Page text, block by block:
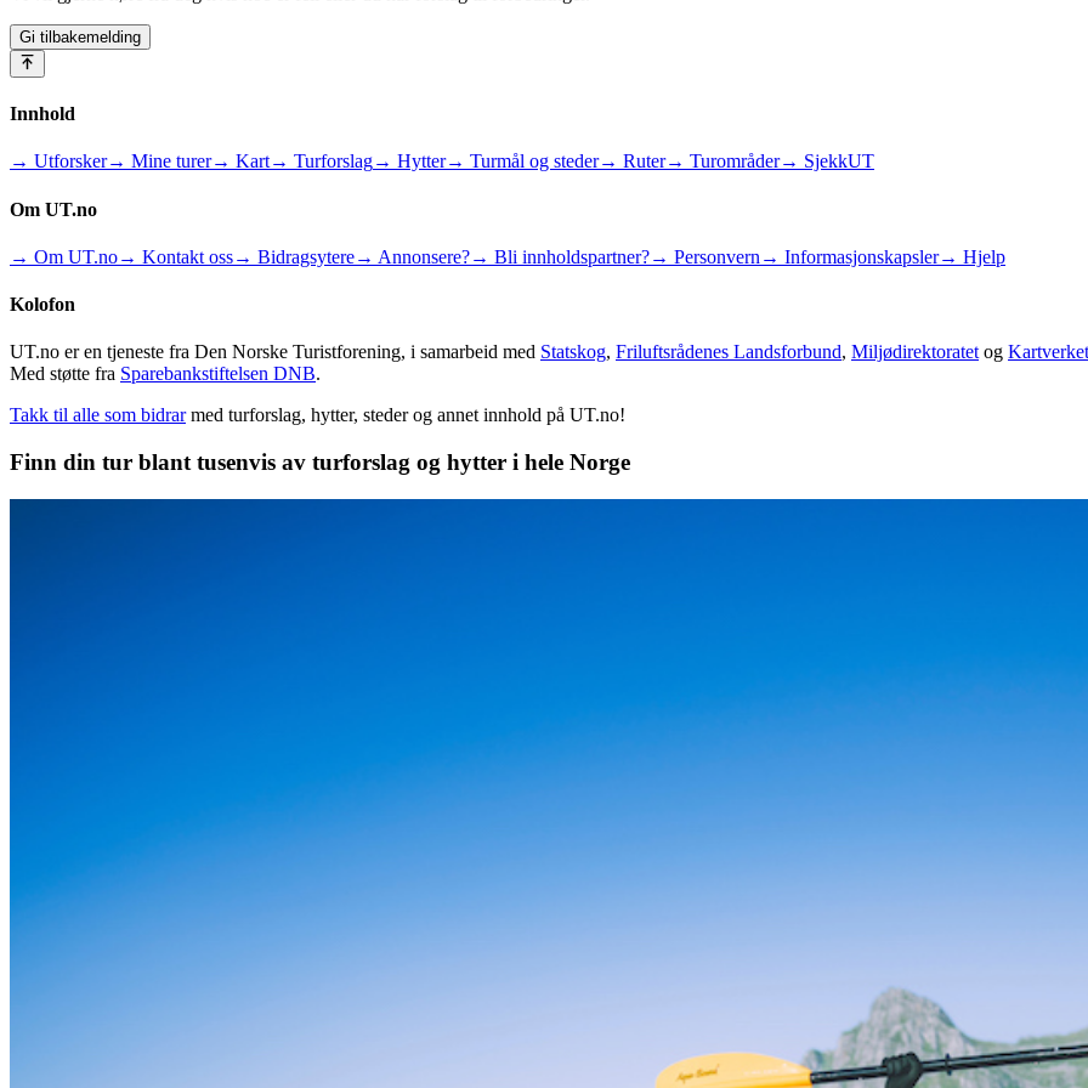
Gi tilbakemelding
Innhold
→ Utforsker→ Mine turer→ Kart→ Turforslag→ Hytter→ Turmål og steder→ Ruter→ Turområder→ SjekkUT
Om UT.no
→ Om UT.no→ Kontakt oss→ Bidragsytere→ Annonsere?→ Bli innholdspartner?→ Personvern → Informasjonskapsler→ Hjelp
Kolofon
UT.no er en tjeneste fra Den Norske Turistforening, i samarbeid med Statskog, Friluftsrådenes Landsforbund, Miljødirektoratet og Kartverket
Med støtte fra Sparebankstiftelsen DNB.
Takk til alle som bidrar med turforslag, hytter, steder og annet innhold på UT.no!
Finn din tur blant tusenvis av turforslag og hytter i hele Norge